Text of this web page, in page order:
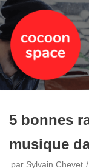
Aller
au
contenu
5 bonnes
musique
par Sylvain Chevet